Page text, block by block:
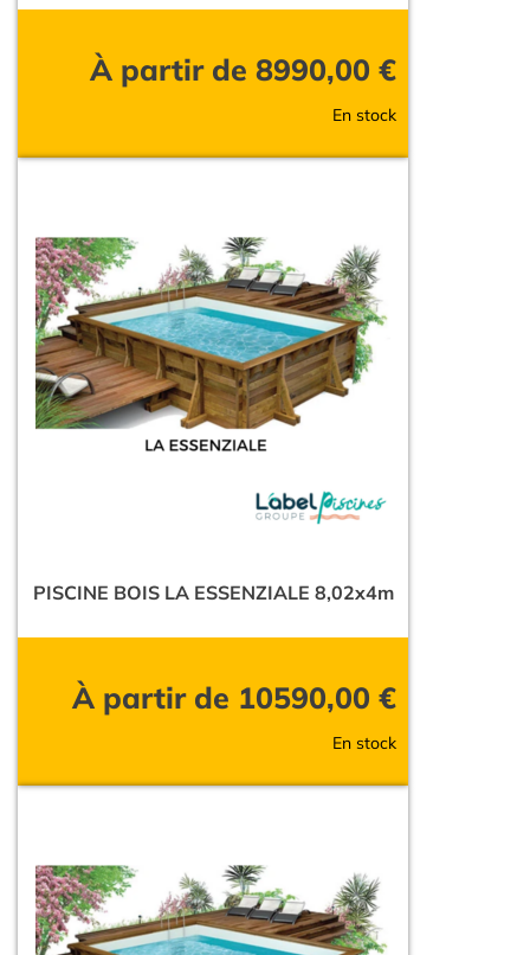
À partir de 8990,00 €
En stock
PISCINE BOIS LA ESSENZIALE 8,02x4m
À partir de 10590,00 €
En stock